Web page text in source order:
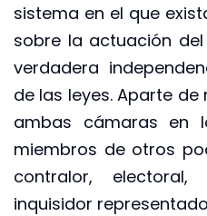
sistema en el que
sobre la actuación
verdadera
de las leyes. Aparte
ambas cámaras en
miembros de otros
contralor,
inquisidor